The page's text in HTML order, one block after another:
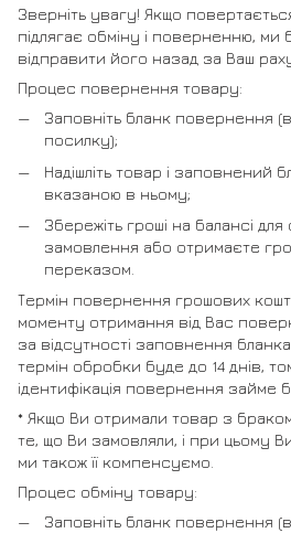
Зверніть увагу! Якщо
підлягає обміну і поверненню, ми
відправити його назад за Ваш
Процес повернення товару:
Заповніть бланк повернення
посилку);
Надішліть товар і заповнений
вказаною в ньому;
Збережіть гроші на балансі
замовлення або отримаєте
переказом.
Термін повернення грошових
моменту отримання від Вас
за відсутності заповнення
термін обробки буде до 14 днів,
ідентифікація повернення займе
* Якщо Ви отримали товар з
те, що Ви замовляли, і при цьому
ми також її компенсуємо.
Процес обміну товару:
Заповніть бланк повернення